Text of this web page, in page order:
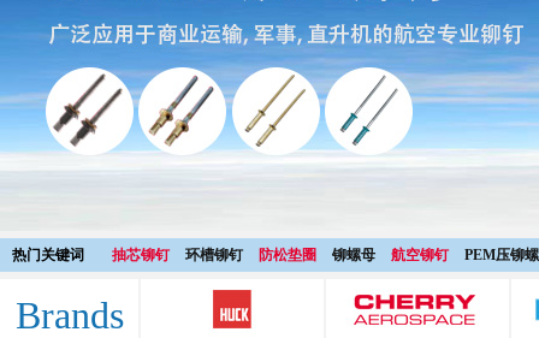
热门关键词 抽芯铆钉 环槽铆钉 防松垫圈 铆螺母 航空铆钉 PEM压铆
Brands